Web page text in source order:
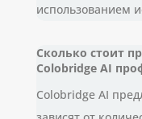
использованием
Сколько стоит
Colobridge AI
Colobridge AI